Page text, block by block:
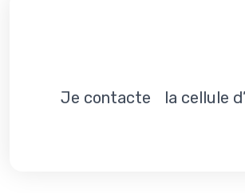
Je contacte la cellule